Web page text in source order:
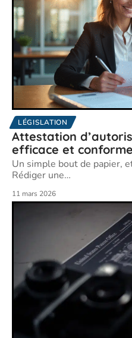
LÉGISLATION
Attestation
efficace et
Un simple bout de papier,
Rédiger une…
11 mars 2026